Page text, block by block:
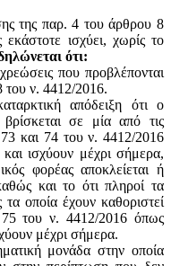
της παρ. 4 του άρθρου 8
ισχύει, χωρίς το
ότι:
που προβλέπονται
του ν. 4412/2016.
απόδειξη ότι ο
σε μία από τις
και 74 του ν. 4412/2016
ισχύουν μέχρι σήμερα,
φορέας αποκλείεται ή
και το ότι πληροί τα
τα οποία έχουν καθοριστεί
του ν. 4412/2016 όπως
μέχρι σήμερα.
μονάδα στην οποία